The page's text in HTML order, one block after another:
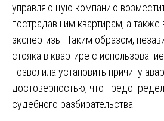
управляющую компанию
пострадавшим квартирам, а также
экспертизы. Таким образом,
стояка в квартире с
позволила установить причину
достоверностью, что
судебного разбирательства.